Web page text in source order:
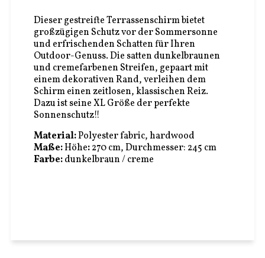
Dieser gestreifte Terrassenschirm bietet
großzügigen Schutz vor der Sommersonne
und erfrischenden Schatten für Ihren
Outdoor-Genuss. Die satten dunkelbraunen
und cremefarbenen Streifen, gepaart mit
einem dekorativen Rand, verleihen dem
Schirm einen zeitlosen, klassischen Reiz.
Dazu ist seine XL Größe der perfekte
Sonnenschutz!!
Material:Polyester fabric, hardwood
Maße:Höhe:270 cm, Durchmesser: 245 cm
Farbe:dunkelbraun / creme